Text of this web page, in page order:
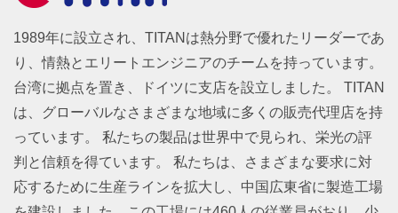
1989年に設立され、TITANは熱分野で優れたリーダーであ
り、情熱とエリートエンジニアのチームを持っています。
台湾に拠点を置き、ドイツに支店を設立しました。 TITAN
は、グローバルなさまざまな地域に多くの販売代理店を持
っています。 私たちの製品は世界中で見られ、栄光の評
判と信頼を得ています。 私たちは、さまざまな要求に対
応するために生産ラインを拡大し、中国広東省に製造工場